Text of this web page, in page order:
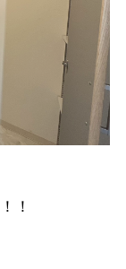
！